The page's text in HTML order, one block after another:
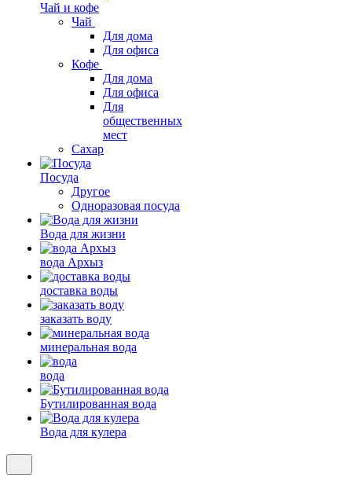
Чай и кофе
Чай
Для дома
Для офиса
Кофе
Для дома
Для офиса
Для
общественных
мест
Сахар
Посуда
Другое
Одноразовая посуда
Вода для жизни
вода Архыз
доставка воды
заказать воду
минеральная вода
вода
Бутилированная вода
Вода для кулера